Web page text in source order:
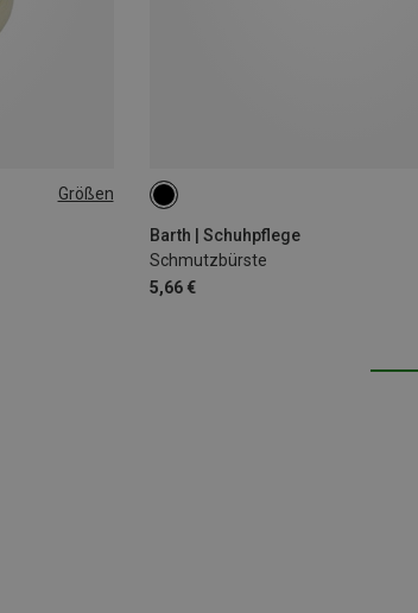
Größen
Barth | Schuhpflege
Schmutzbürste
5,66 €
ONE SIZE